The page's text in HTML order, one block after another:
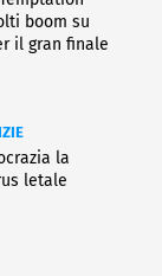
boom su
il gran finale
la
letale